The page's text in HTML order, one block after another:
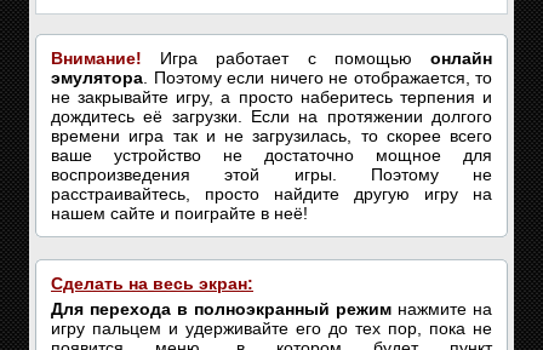
Внимание! Игра работает с помощью онлайн
эмулятора . Поэтому если ничего не отображается, то
не закрывайте игру, а просто наберитесь терпения и
дождитесь её загрузки. Если на протяжении долгого
времени игра так и не загрузилась, то скорее всего
ваше устройство не достаточно мощное для
воспроизведения этой игры. Поэтому не
расстраивайтесь, просто найдите другую игру на
нашем сайте и поиграйте в неё!
Сделать на весь экран:
Для перехода в полноэкранный режим нажмите на
игру пальцем и удерживайте его до тех пор, пока не